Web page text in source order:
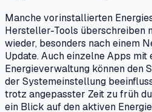
Manche vorinstallierten
Hersteller-Tools überschreiben
wieder, besonders nach einem
Update. Auch einzelne Apps mit
Energieverwaltung können den
der Systemeinstellung
trotz angepasster Zeit zu früh
ein Blick auf den aktiven